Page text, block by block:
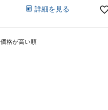
詳細を見る
価格が高い順